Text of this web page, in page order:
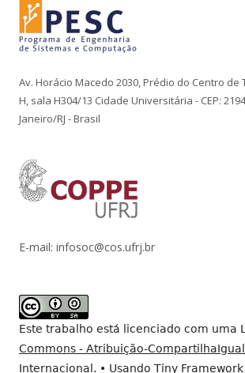
Av. Horácio Macedo 2030, Prédio do Centro de
H, sala H304/13 Cidade Universitária - CEP:
Janeiro/RJ - Brasil
E-mail: infosoc@cos.ufrj.br
Este trabalho está licenciado com uma
Commons - Atribuição-
Internacional . • Usando Tiny Framework